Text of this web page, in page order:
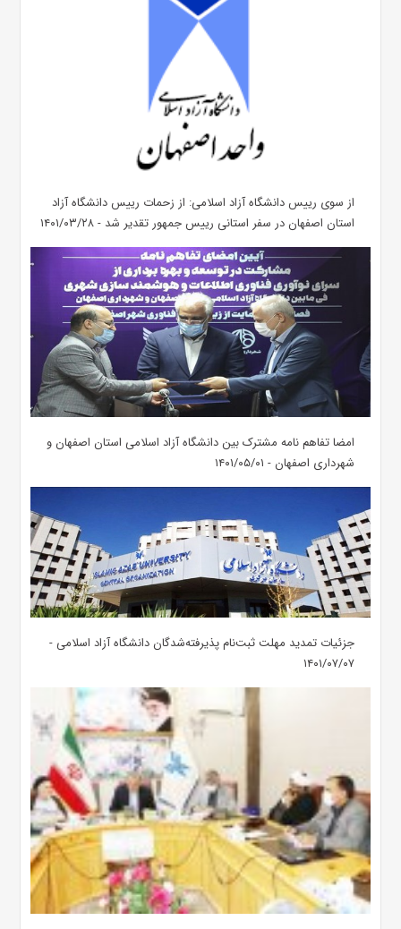
از سوی رییس دانشگاه آزاد اسلامی: از زحمات رییس دانشگاه آزاد
استان اصفهان در سفر استانی رییس جمهور تقدیر شد - ۱۴۰۱/۰۳/۲۸
امضا تفاهم نامه مشترک بین دانشگاه آزاد اسلامی استان اصفهان و
شهرداری اصفهان - ۱۴۰۱/۰۵/۰۱
جزئیات تمدید مهلت ثبت‌نام پذیرفته‌شدگان دانشگاه آزاد اسلامی -
۱۴۰۱/۰۷/۰۷